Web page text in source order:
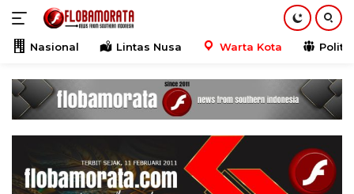
Langsung
kontenNasional Lintas Nusa Warta Kota Politik